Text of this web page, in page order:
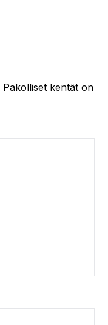
Pakolliset kentät on